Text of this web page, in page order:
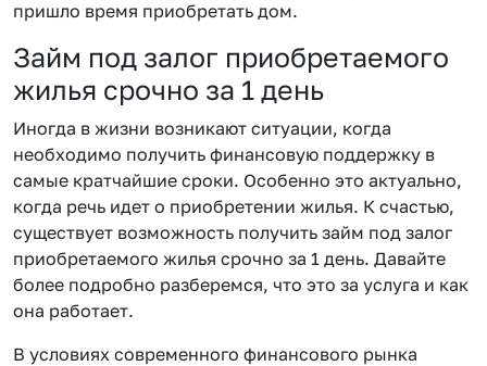
пришло время приобретать дом.
Займ под залог приобретаемого
жилья срочно за 1 день
Иногда в жизни возникают ситуации, когда
необходимо получить финансовую поддержку в
самые кратчайшие сроки. Особенно это актуально,
когда речь идет о приобретении жилья. К счастью,
существует возможность получить займ под залог
приобретаемого жилья срочно за 1 день. Давайте
более подробно разберемся, что это за услуга и как
она работает.
В условиях современного финансового рынка